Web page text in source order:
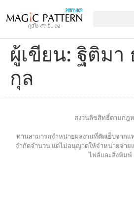
ผู้เขียน: ฐิติมา
กุล
สงวนลิขสิทธิ์ตามกฎ
ท่านสามารถจำหน่ายผลงานที่ตัดเย็บจากแ
จำกัดจำนวน แต่ไม่อนุญาตให้จำหน่ายจ่าย
ไฟล์และสิ่งพิมพ์